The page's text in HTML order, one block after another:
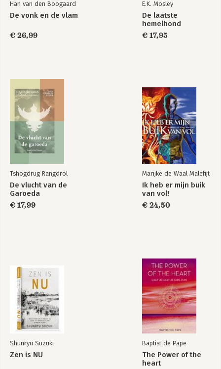
Han van den Boogaard
De vonk en de vlam
€ 26,99
E.K. Mosley
De laatste
hemelhond
€ 17,95
Tshogdrug Rangdröl
De vlucht van de
Garoeda
€ 17,99
Marijke de Waal Malefijt
Ik heb er mijn buik
van vol!
€ 24,50
Shunryu Suzuki
Zen is NU
Baptist de Pape
The Power of the
heart